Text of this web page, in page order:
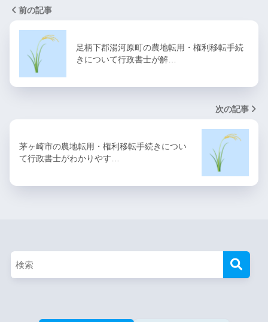
前の記事
足柄下郡湯河原町の農地転用・権利移転手続
きについて行政書士が解…
次の記事
茅ヶ崎市の農地転用・権利移転手続きについ
て行政書士がわかりやす…